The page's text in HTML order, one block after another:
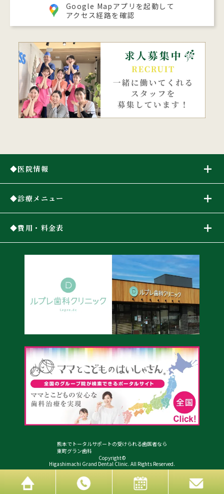
Google Mapアプリを起動して
アクセス経路を確認
医院情報
診療メニュー
費用・料金表
熊本でトータルサポートの受けられる歯医者なら
東町グラン歯科
Copyright©
Higashimachi Grand Dental Clinic. All Rights Reserved.